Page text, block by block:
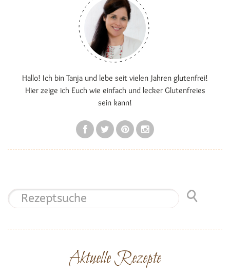
Hallo! Ich bin Tanja und lebe seit vielen Jahren glutenfrei!
Hier zeige ich Euch wie einfach und lecker Glutenfreies
sein kann!
Aktuelle Rezepte